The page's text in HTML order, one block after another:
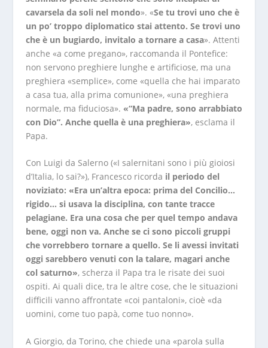
cavarsela da soli nel mondo». «Se tu trovi uno che è
un po’ troppo diplomatico stai attento. Se trovi uno
che è un bugiardo, invitalo a tornare a casa». Attenti
anche «a come pregano», raccomanda il Pontefice:
non servono preghiere lunghe e artificiose, ma una
preghiera «semplice», come «quella che hai imparato
a casa tua, alla prima comunione», «una preghiera
normale, ma fiduciosa». «“Ma padre, sono arrabbiato
con Dio”. Anche quella è una preghiera», esclama il
Papa.
Con Luigi da Salerno («I salernitani sono i più gioiosi
d’Italia, lo sai?»), Francesco ricorda il periodo del
noviziato: «Era un’altra epoca: prima del Concilio…
rigido… si usava la disciplina, con tante tracce
pelagiane. Era una cosa che per quel tempo andava
bene, oggi non va. Anche se ci sono piccoli gruppi
che vorrebbero tornare a quello. Se li avessi invitati
oggi sarebbero venuti con la talare, magari anche
col saturno», scherza il Papa tra le risate dei suoi
ospiti. Ai quali dice, tra le altre cose, che le situazioni
difficili vanno affrontate «coi pantaloni», cioè «da
uomini, come tuo papà, come tuo nonno».
A Giorgio, da Torino, che chiede una «parola sulla